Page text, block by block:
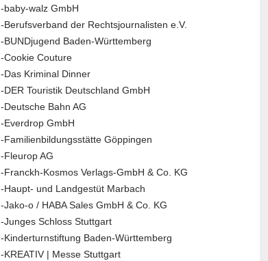
-baby-walz GmbH
-Berufsverband der Rechtsjournalisten e.V.
-BUNDjugend Baden-Württemberg
-Cookie Couture
-Das Kriminal Dinner
-DER Touristik Deutschland GmbH
-Deutsche Bahn AG
-Everdrop GmbH
-Familienbildungsstätte Göppingen
-Fleurop AG
-Franckh-Kosmos Verlags-GmbH & Co. KG
-Haupt- und Landgestüt Marbach
-Jako-o / HABA Sales GmbH & Co. KG
-Junges Schloss Stuttgart
-Kinderturnstiftung Baden-Württemberg
-KREATIV | Messe Stuttgart